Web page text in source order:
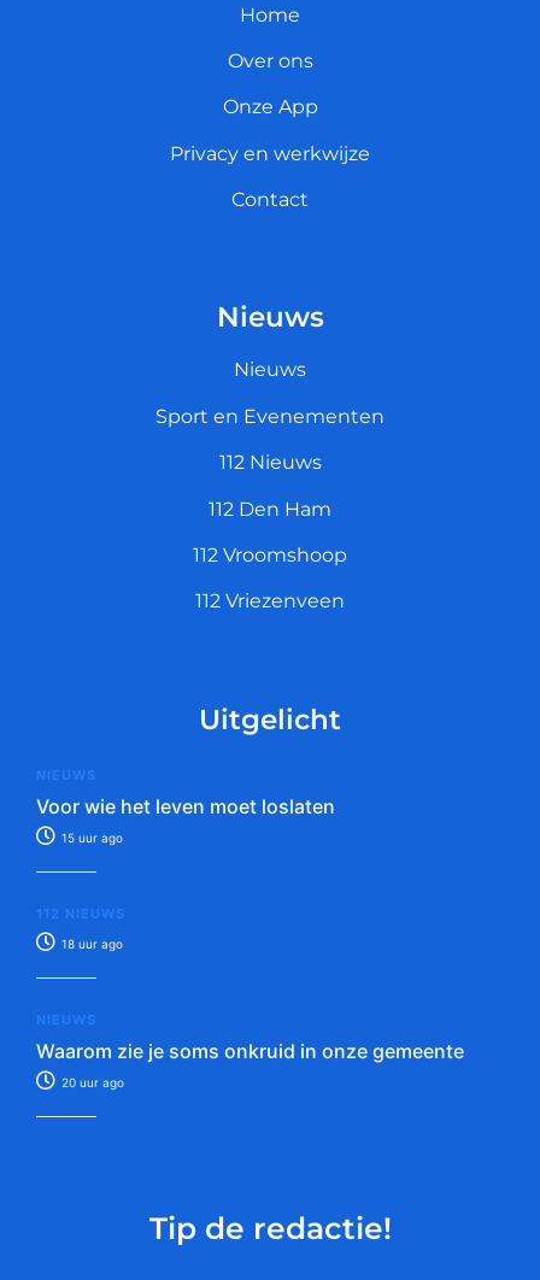
Home
Over ons
Onze App
Privacy en werkwijze
Contact
Nieuws
Nieuws
Sport en Evenementen
112 Nieuws
112 Den Ham
112 Vroomshoop
112 Vriezenveen
Uitgelicht
NIEUWS
Voor wie het leven moet loslaten
15 uur ago
112 NIEUWS
18 uur ago
NIEUWS
Waarom zie je soms onkruid in onze gemeente
20 uur ago
Tip de redactie!